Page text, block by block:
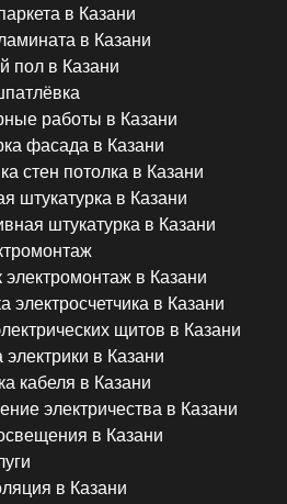
в Казани
в Казани
пол в Казани
работы в Казани
фасада в Казани
стен потолка в Казани
штукатурка в Казани
штукатурка в Казани
электромонтаж в Казани
электросчетчика в Казани
щитов в Казани
электрики в Казани
кабеля в Казани
электричества в Казани
в Казани
в Казани